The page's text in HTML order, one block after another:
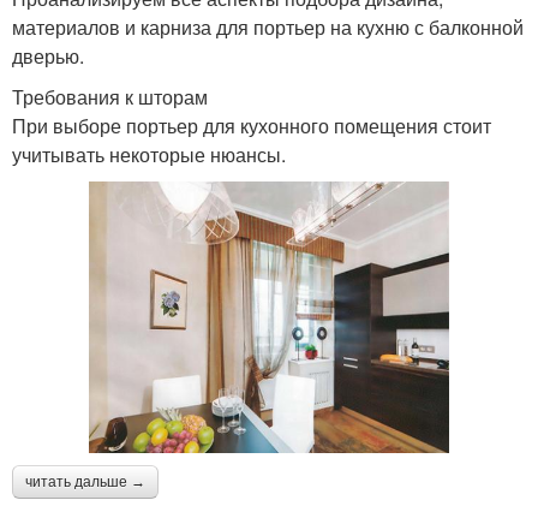
материалов и карниза для портьер на кухню с балконной
дверью.
Требования к шторам
При выборе портьер для кухонного помещения стоит
учитывать некоторые нюансы.
читать дальше →